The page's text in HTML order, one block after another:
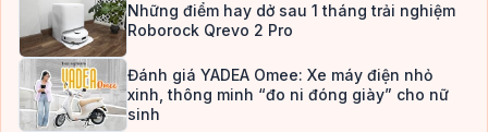
Những điểm hay dở sau 1 tháng trải nghiệm
Roborock Qrevo 2 Pro
Đánh giá YADEA Omee: Xe máy điện nhỏ
xinh, thông minh “đo ni đóng giày” cho nữ
sinh